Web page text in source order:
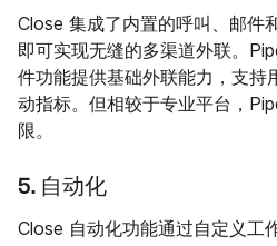
Close 集成了内置的呼叫、邮件
即可实现无缝的多渠道外联。
件功能提供基础外联能力，支持
动指标。但相较于专业平台，
限。
5. 自动化
Close 自动化功能通过自定义工